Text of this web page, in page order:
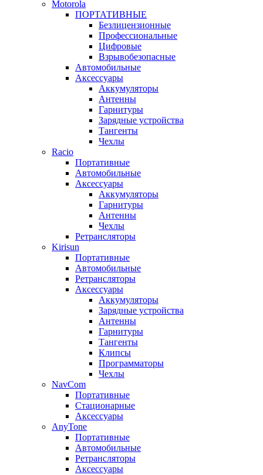
Motorola
ПОРТАТИВНЫЕ
Безлицензионные
Профессиональные
Цифровые
Взрывобезопасные
Автомобильные
Аксессуары
Аккумуляторы
Антенны
Гарнитуры
Зарядные устройства
Тангенты
Чехлы
Racio
Портативные
Автомобильные
Аксессуары
Аккумуляторы
Гарнитуры
Антенны
Чехлы
Ретрансляторы
Kirisun
Портативные
Автомобильные
Ретрансляторы
Аксессуары
Аккумуляторы
Зарядные устройства
Антенны
Гарнитуры
Тангенты
Клипсы
Программаторы
Чехлы
NavCom
Портативные
Стационарные
Аксессуары
AnyTone
Портативные
Автомобильные
Ретрансляторы
Аксессуары